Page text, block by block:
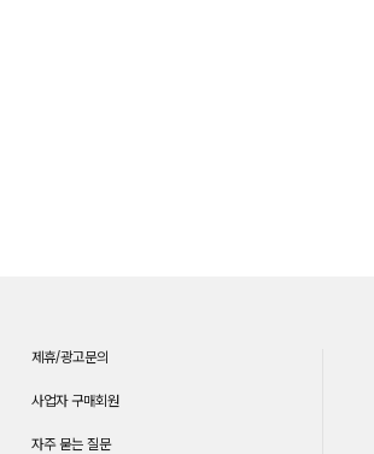
제휴/광고문의
사업자 구매회원
자주 묻는 질문